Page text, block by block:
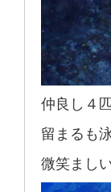
仲良し４
留まるも
微笑まし